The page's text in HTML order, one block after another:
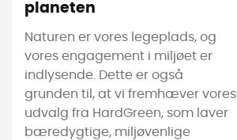
planeten
Naturen er vores legeplads, og
vores engagement i miljøet er
indlysende. Dette er også
grunden til, at vi fremhæver vores
udvalg fra HardGreen, som laver
bæredygtige, miljøvenlige